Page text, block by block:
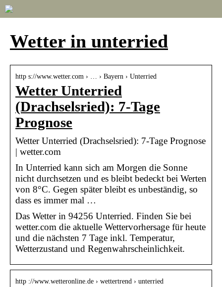
Wetter in unterried
http s://www.wetter.com › … › Bayern › Unterried
Wetter Unterried
(Drachselsried): 7-Tage
Prognose
Wetter Unterried (Drachselsried): 7-Tage Prognose
| wetter.com
In Unterried kann sich am Morgen die Sonne
nicht durchsetzen und es bleibt bedeckt bei Werten
von 8°C. Gegen später bleibt es unbeständig, so
dass es immer mal …
Das Wetter in 94256 Unterried. Finden Sie bei
wetter.com die aktuelle Wettervorhersage für heute
und die nächsten 7 Tage inkl. Temperatur,
Wetterzustand und Regenwahrscheinlichkeit.
http ://www.wetteronline.de › wettertrend › unterried